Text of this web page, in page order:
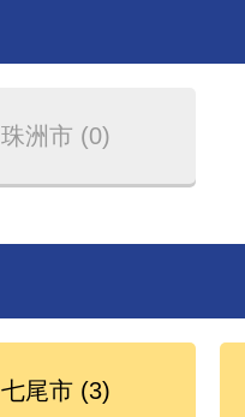
珠洲市 (0)
七尾市 (3)